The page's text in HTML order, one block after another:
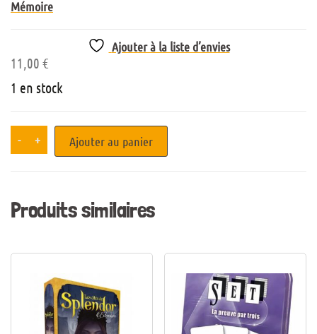
Mémoire
Ajouter à la liste d’envies
11,00 €
1 en stock
- + Ajouter au panier
Produits similaires